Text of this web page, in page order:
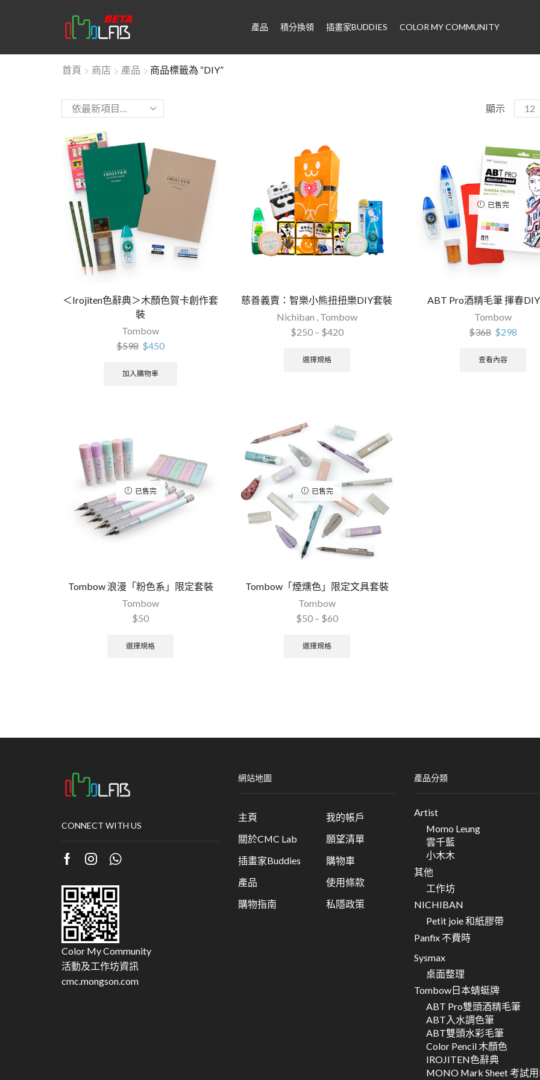
產品 積分換領 插畫家BUDDIES COLOR MY COMMUNITY
首頁 商店 產品 商品標籤為 “DIY”
顯示
＜Irojiten色辭典＞木顏色賀卡創作套
裝
Tombow
$598 $450
加入購物車
慈善義賣：智樂小熊扭扭樂DIY套裝
Nichiban Tombow
$250 – $420
選擇規格
已售完
ABT Pro酒精毛筆 揮春
Tombow
$368 $298
查看內容
已售完
Tombow 浪漫「粉色系」限定套裝
Tombow
$50
選擇規格
已售完
Tombow「煙燻色」限定文具套裝
Tombow
$50 – $60
選擇規格
CONNECT WITH US
Color My Community
活動及工作坊資訊
cmc.mongson.com
網站地圖
主頁
關於CMC Lab
插畫家Buddies
產品
購物指南
我的帳戶
願望清單
購物車
使用條款
私隱政策
產品分類
Artist
Momo Leung
雲千藍
小木木
其他
工作坊
NICHIBAN
Petit joie 和紙膠帶
Panfix 不費時
Sysmax
桌面整理
Tombow日本蜻蜓牌
ABT Pro雙頭酒精毛筆
ABT入水調色筆
ABT雙頭水彩毛筆
Color Pencil 木顏色
IROJITEN色辭典
MONO Mark Sheet 考試